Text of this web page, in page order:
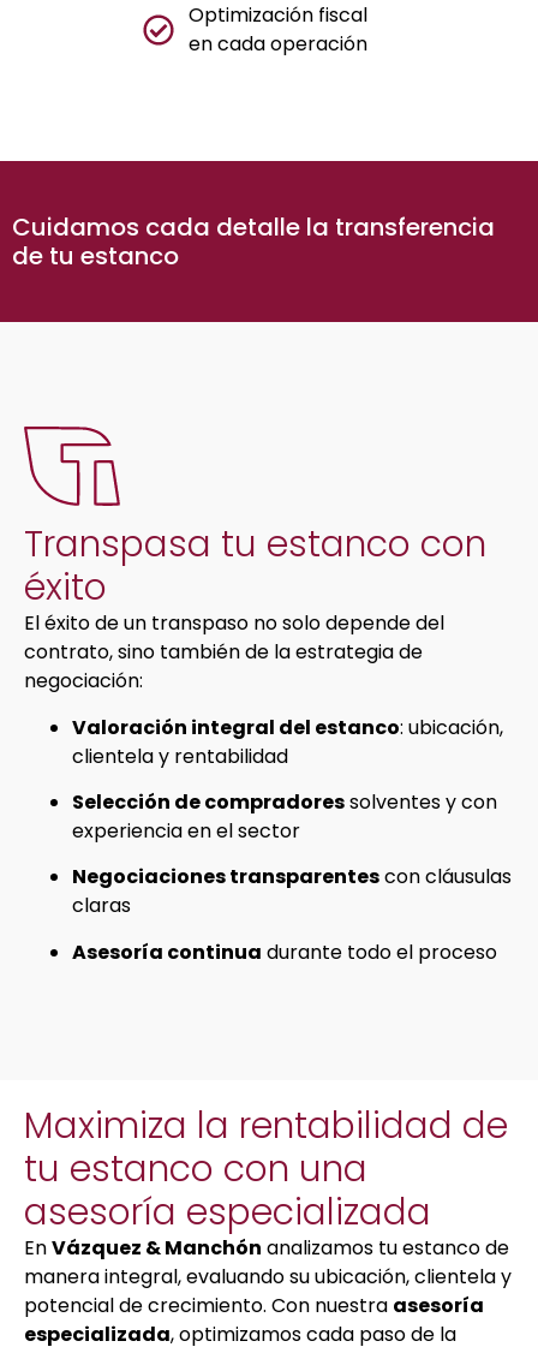
Optimización fiscal
en cada operación
Cuidamos cada detalle la transferencia
de tu estanco
Transpasa tu estanco con
éxito
El éxito de un transpaso no solo depende del
contrato, sino también de la estrategia de
negociación:
Valoración integral del estanco: ubicación,
clientela y rentabilidad
Selección de compradoressolventes y con
experiencia en el sector
Negociaciones transparentescon cláusulas
claras
Asesoría continua durante todo el proceso
Maximiza la rentabilidad de
tu estanco con una
asesoría especializada
EnVázquez & Manchón analizamos tu estanco de
manera integral, evaluando su ubicación, clientela y
potencial de crecimiento. Con nuestra asesoría
especializada, optimizamos cada paso de la